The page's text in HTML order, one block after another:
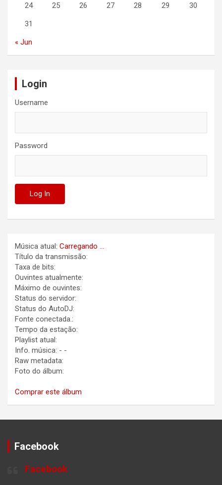
24 25 26 27 28 29 30
31
« Jun
Login
Username
Password
Música atual: Carregando ...
Título da transmissão:
Taxa de bits:
Ouvintes atualmente:
Máximo de ouvintes:
Status do servidor:
Status do AutoDJ:
Fonte conectada.:
Tempo da estação:
Playlist atual:
Info. música: - -
Raw metadata:
Foto do álbum:
Comprar este álbum
Facebook
Facebook